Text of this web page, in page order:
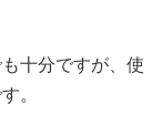
十分ですが、使
。